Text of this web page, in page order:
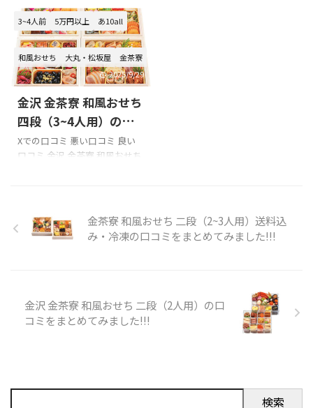
ンス 和風ミニ 三段の悪い口コ
ミ おふくろの味総合研究所 カ
ロリーバランス ...
用）を購入の際の参考に是非
どうぞ!!! 「名古屋・錦 鯛めし
楼 和風おせち 特製二段三重
（3~4人用）」のXでの口コミ 3
日間の名古屋研修も終了。明
日より仕事再開します。鯛めし
楼、焼肉二郎の冷麺など中々
東京では会えない味でした。
かったです。 2勝1敗でしたが
す。 pic.twi ...
3~4人前 5万円以上 あ10all
和風おせち 大丸・松坂屋
金茶寮
2025/9/29
金沢 金茶寮 和風おせち
四段（3~4人用）の口
コミをまとめてみまし
た!!!
Xでの口コミ 悪い口コミ 良い
口コミ 金沢 金茶寮 和風おせち
でとうございます。今年も金沢
の金茶寮のおせちを頂きまし
た。豪華四段重、迫力ありま
— nashi_2 (@nashi_2) January
1, 2023 金茶寮のおせち料理
金茶寮 和風おせち 二段（2~3人用）送料込
み・冷凍の口コミをまとめてみました!!!
金沢 金茶寮 和風おせち 二段（2人用）の口
コミをまとめてみました!!!
検索